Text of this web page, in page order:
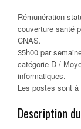
Rémunération
couverture santé
CNAS.
35h00 par
catégorie D /
informatiques.
Les postes sont
Description